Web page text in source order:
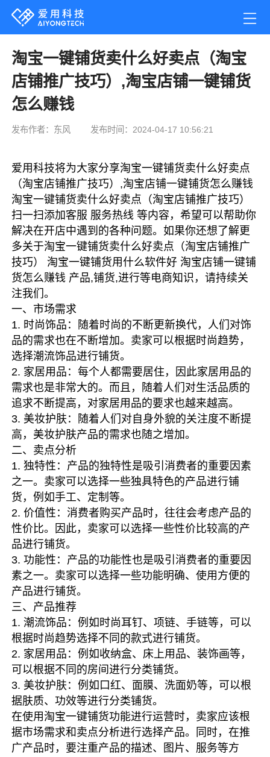
淘宝一键铺货卖什么好卖点（淘宝
店铺推广技巧）,淘宝店铺一键铺货
怎么赚钱
发布作者：东风 发布时间：2024-04-17 10:56:21
爱用科技将为大家分享淘宝一键铺货卖什么好卖点
（淘宝店铺推广技巧）,淘宝店铺一键铺货怎么赚钱
淘宝一键铺货卖什么好卖点（淘宝店铺推广技巧）
扫一扫添加客服 服务热线 等内容，希望可以帮助你
解决在开店中遇到的各种问题。如果你还想了解更
多关于淘宝一键铺货卖什么好卖点（淘宝店铺推广
技巧） 淘宝一键铺货用什么软件好 淘宝店铺一键铺
货怎么赚钱 产品,铺货,进行等电商知识，请持续关
注我们。
一、市场需求
1. 时尚饰品：随着时尚的不断更新换代，人们对饰
品的需求也在不断增加。卖家可以根据时尚趋势，
选择潮流饰品进行铺货。
2. 家居用品：每个人都需要居住，因此家居用品的
需求也是非常大的。而且，随着人们对生活品质的
追求不断提高，对家居用品的要求也越来越高。
3. 美妆护肤：随着人们对自身外貌的关注度不断提
高，美妆护肤产品的需求也随之增加。
二、卖点分析
1. 独特性：产品的独特性是吸引消费者的重要因素
之一。卖家可以选择一些独具特色的产品进行铺
货，例如手工、定制等。
2. 价值性：消费者购买产品时，往往会考虑产品的
性价比。因此，卖家可以选择一些性价比较高的产
品进行铺货。
3. 功能性：产品的功能性也是吸引消费者的重要因
素之一。卖家可以选择一些功能明确、使用方便的
产品进行铺货。
三、产品推荐
1. 潮流饰品：例如时尚耳钉、项链、手链等，可以
根据时尚趋势选择不同的款式进行铺货。
2. 家居用品：例如收纳盒、床上用品、装饰画等，
可以根据不同的房间进行分类铺货。
3. 美妆护肤：例如口红、面膜、洗面奶等，可以根
据肤质、功效等进行分类铺货。
在使用淘宝一键铺货功能进行运营时，卖家应该根
据市场需求和卖点分析进行选择产品。同时，在推
广产品时，要注重产品的描述、图片、服务等方